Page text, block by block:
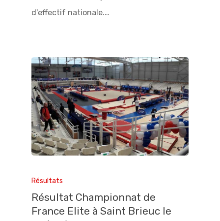
d'effectif nationale.…
Résultats
Résultat Championnat de
France Elite à Saint Brieuc le